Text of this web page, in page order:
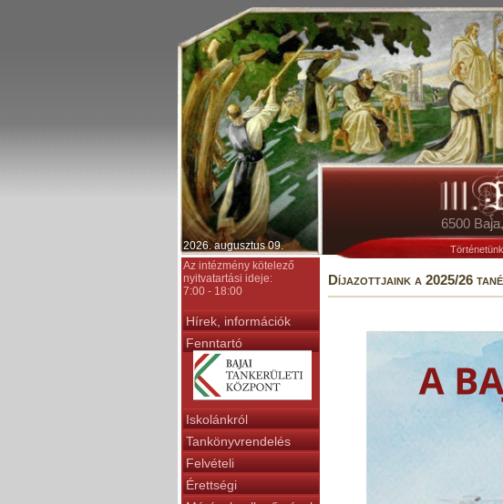
2026. augusztus 09.
6500
Történetünk
Az intézmény kötelező
nyitvatartási ideje:
7:00 - 18:00
Hírek, információk
Fenntartó
Iskolánkról
Tankönyvrendelés
Felvételi
Érettségi
Díjazottjaink a 2025/26